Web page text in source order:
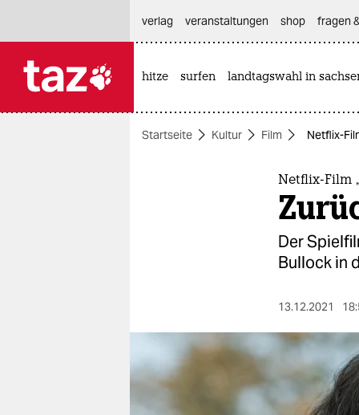
themen
berlin
verlag
veranstaltungen shop fragen
hitze surfen landtagswahl in
Startseite Kultur Film Netflix-
Netflix-Film
Der
Bullock in
13.12.2021